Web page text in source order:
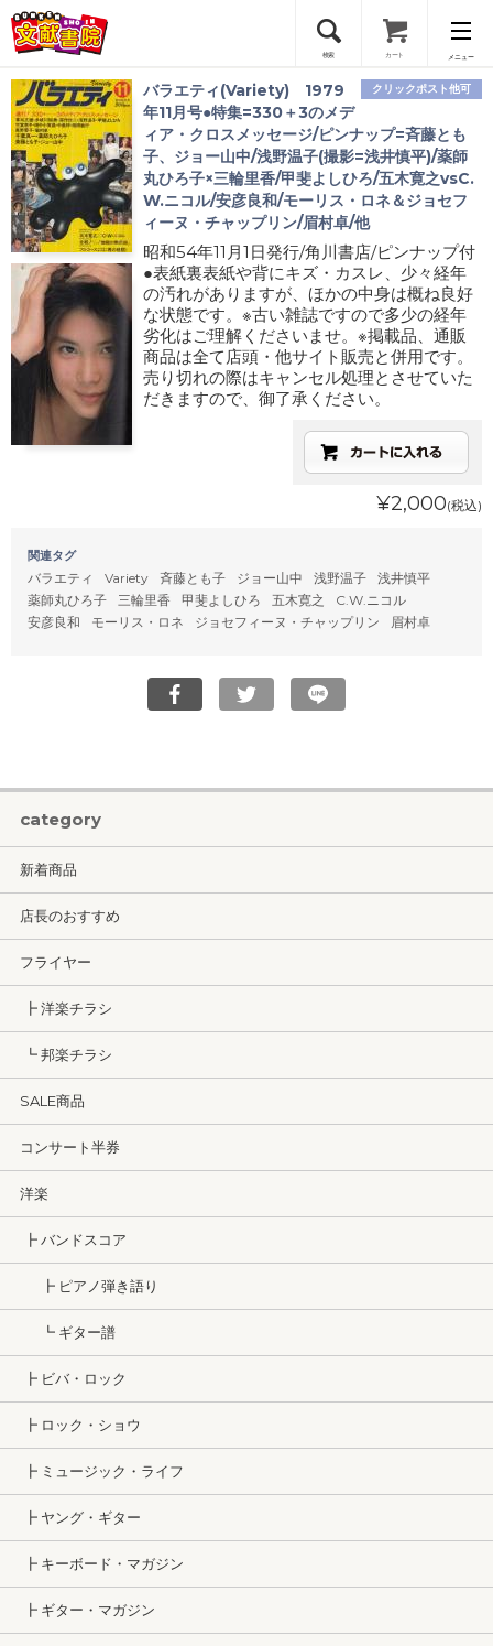
検索 カート メニュー
会員登録
ログイン
クリックポスト他可
バラエティ(Variety) 1979
年11月号●特集=330＋3のメデ
ィア・クロスメッセージ/ピンナップ=斉藤とも
子、ジョー山中/浅野温子(撮影=浅井慎平)/薬師
丸ひろ子×三輪里香/甲斐よしひろ/五木寛之vsC.
W.ニコル/安彦良和/モーリス・ロネ＆ジョセフ
ィーヌ・チャップリン/眉村卓/他
昭和54年11月1日発行/角川書店/ピンナップ付
●表紙裏表紙や背にキズ・カスレ、少々経年
の汚れがありますが、ほかの中身は概ね良好
な状態です。※古い雑誌ですので多少の経年
劣化はご理解くださいませ。※掲載品、通販
商品は全て店頭・他サイト販売と併用です。
売り切れの際はキャンセル処理とさせていた
だきますので、御了承ください。
¥2,000(税込)
関連タグ
バラエティ Variety 斉藤とも子 ジョー山中 浅野温子
浅井慎平
薬師丸ひろ子
三輪里香 甲斐よしひろ 五木寛之
C.W.ニコル
安彦良和
モーリス・ロネ ジョセフィーヌ・チャップリン 眉村卓
category
新着商品
店長のおすすめ
フライヤー
┣ 洋楽チラシ
┗ 邦楽チラシ
SALE商品
コンサート半券
洋楽
┣ バンドスコア
┣ ピアノ弾き語り
┗ ギター譜
┣ ビバ・ロック
┣ ロック・ショウ
┣ ミュージック・ライフ
┣ ヤング・ギター
┣ キーボード・マガジン
┣ ギター・マガジン